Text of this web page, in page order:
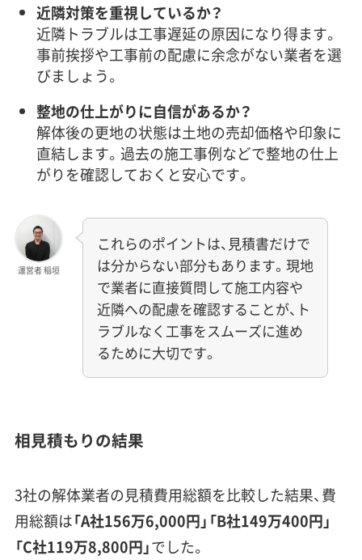
近隣対策を重視しているか？
近隣トラブルは工事遅延の原因になり得ます。
事前挨拶や工事前の配慮に余念がない業者を選
びましょう。
整地の仕上がりに自信があるか？
解体後の更地の状態は土地の売却価格や印象に
直結します。過去の施工事例などで整地の仕上
がりを確認しておくと安心です。
運営者 稲垣
これらのポイントは、見積書だけで
は分からない部分もあります。現地
で業者に直接質問して施工内容や
近隣への配慮を確認することが、ト
ラブルなく工事をスムーズに進め
るために大切です。
相見積もりの結果
3社の解体業者の見積費用総額を比較した結果、費
用総額は「A社156万6,000円」「B社149万400円」
「C社119万8,800円」でした。